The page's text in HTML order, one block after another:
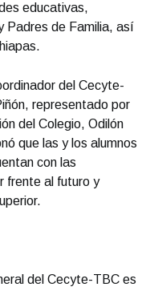
educativas,
Padres de Familia, así
del Cecyte-
representado por
del Colegio, Odilón
que las y los alumnos
con las
frente al futuro y
del Cecyte-TBC es